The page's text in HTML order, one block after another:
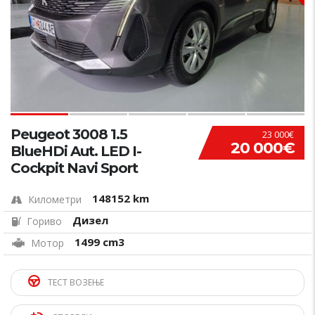
23 000€
20 000€
Peugeot 3008 1.5
BlueHDi Aut. LED I-
Cockpit Navi Sport
Километри 148152 km
Гориво Дизел
Мотор 1499 cm3
ТЕСТ ВОЗЕЊЕ